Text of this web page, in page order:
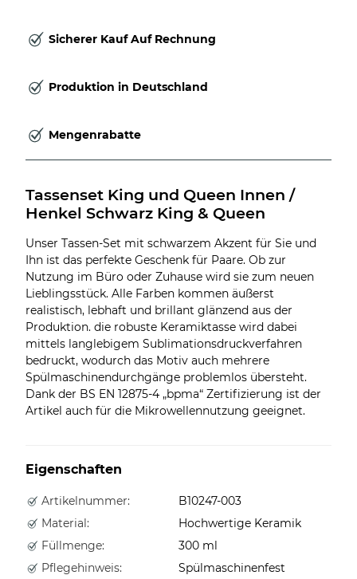
Sicherer Kauf Auf Rechnung
Produktion in Deutschland
Mengenrabatte
Tassenset King und Queen Innen /
Henkel Schwarz King & Queen
Unser Tassen-Set mit schwarzem Akzent für Sie und
Ihn ist das perfekte Geschenk für Paare. Ob zur
Nutzung im Büro oder Zuhause wird sie zum neuen
Lieblingsstück. Alle Farben kommen äußerst
realistisch, lebhaft und brillant glänzend aus der
Produktion. die robuste Keramiktasse wird dabei
mittels langlebigem Sublimationsdruckverfahren
bedruckt, wodurch das Motiv auch mehrere
Spülmaschinendurchgänge problemlos übersteht.
Dank der BS EN 12875-4 „bpma“ Zertifizierung ist der
Artikel auch für die Mikrowellennutzung geeignet.
Eigenschaften
Artikelnummer:
B10247-003
Material:
Hochwertige Keramik
Füllmenge:
300 ml
Pflegehinweis:
Spülmaschinenfest